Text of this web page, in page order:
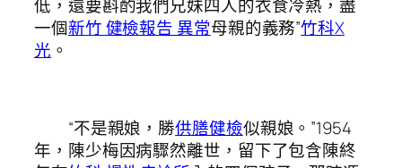
低，還要斟酌我們兄妹四人的衣食冷熱，盡
一個新竹 健檢報告 異常母親的義務”竹科X
光 。
“不是親娘，勝供膳健檢似親娘。”1954
年，陳少梅因病驟然離世，留下了包含陳終